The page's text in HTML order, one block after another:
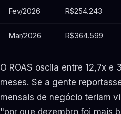
Fev/2026 R$254.243
Mar/2026 R$364.599
O ROAS oscila entre 12,7x e
meses. Se a gente
mensais de negócio teriam
"por que dezembro foi mais